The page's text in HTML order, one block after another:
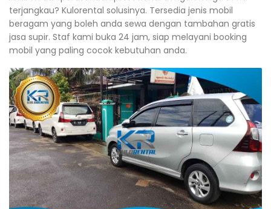
terjangkau? Kulorental solusinya. Tersedia jenis mobil
beragam yang boleh anda sewa dengan tambahan gratis
jasa supir. Staf kami buka 24 jam, siap melayani booking
mobil yang paling cocok kebutuhan anda.